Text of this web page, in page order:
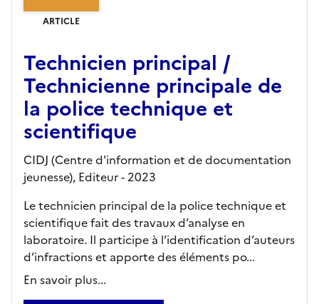
ARTICLE
Technicien principal /
Technicienne principale de
la police technique et
scientifique
CIDJ (Centre d'information et de documentation
jeunesse), Editeur- 2023
Le technicien principal de la police technique et
scientifique fait des travaux d’analyse en
laboratoire. Il participe à l’identification d’auteurs
d’infractions et apporte des éléments po...
En savoir plus...